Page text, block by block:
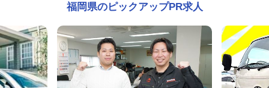
福岡県のピックアップPR求人